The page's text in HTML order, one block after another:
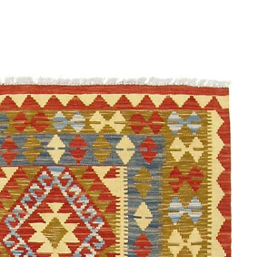
Sirjan 280x199
2.720,00€ + HINZUFÜGEN